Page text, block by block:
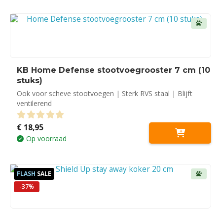
KB Home Defense stootvoegrooster 7 cm (10
stuks)
Ook voor scheve stootvoegen | Sterk RVS staal | Blijft
ventilerend
0 out of 5
€ 18,95
Op voorraad
FLASH SALE
-37%